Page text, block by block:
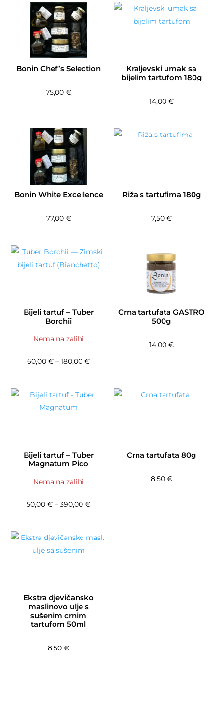
Bonin Chef’s Selection
75,00€
Kraljevski umak sa
bijelim tartufom 180g
14,00 €
Bonin White Excellence
77,00 €
Riža s tartufima 180g
7,50 €
Bijeli tartuf – Tuber
Borchii
Nema na zalihi
60,00€ – 180,00€Raspon cijena: od 60,00 € do 180,00 €
Crna tartufata GASTRO
500g
14,00 €
Bijeli tartuf – Tuber
Magnatum Pico
Nema na zalihi
50,00€ – 390,00€Raspon cijena: od 50,00 € do 390,00
Crna tartufata 80g
8,50 €
Ekstra djevičansko
maslinovo ulje s
sušenim crnim
tartufom 50ml
8,50€